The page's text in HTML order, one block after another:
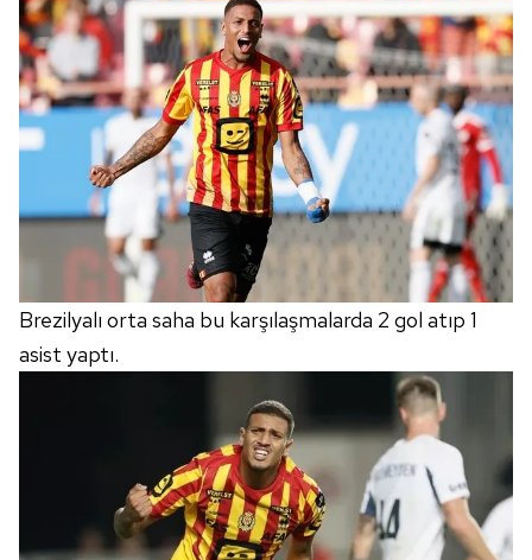
Brezilyalı orta saha bu karşılaşmalarda 2 gol atıp 1
asist yaptı.